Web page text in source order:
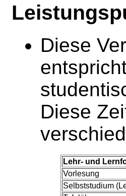
Diese
Diese
Lehr- und
Vorlesung
Selbststudium